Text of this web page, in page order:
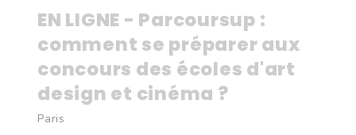
EN LIGNE - Parcoursup :
comment se préparer aux
concours des écoles d'art
design et cinéma ?
Paris